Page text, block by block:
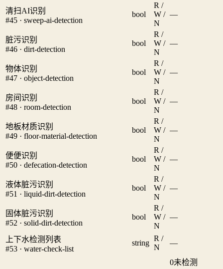
清扫AI识别
#45 · sweep-ai-detection
bool
R /
W /
N
—
脏污识别
#46 · dirt-detection
bool
R /
W /
N
—
物体识别
#47 · object-detection
bool
R /
W /
N
—
房间识别
#48 · room-detection
bool
R /
W /
N
—
地板材质识别
#49 · floor-material-detection
bool
R /
W /
N
—
便便识别
#50 · defecation-detection
bool
R /
W /
N
—
液体脏污识别
#51 · liquid-dirt-detection
bool
R /
W /
N
—
固体脏污识别
#52 · solid-dirt-detection
bool
R /
W /
N
—
上下水检测列表
#53 · water-check-list
string
R /
N
—
0未检测